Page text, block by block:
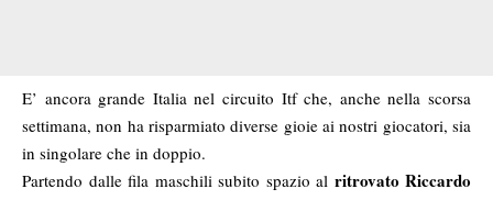
E’ ancora grande Italia nel circuito Itf che, anche nella scorsa
settimana, non ha risparmiato diverse gioie ai nostri giocatori, sia
in singolare che in doppio.
Partendo dalle fila maschili subito spazio al ritrovato Riccardo